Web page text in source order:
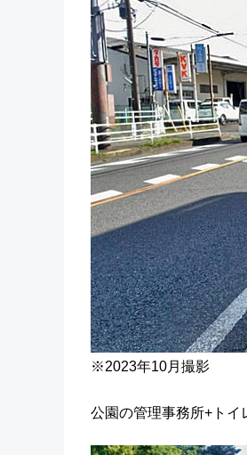
※2023年10月撮影
公園の管理事務所+トイ